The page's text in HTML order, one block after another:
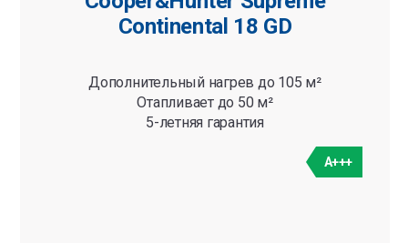
Continental 18 GD
Дополнительный нагрев до 105 м²
Отапливает до 50 м²
5-летняя гарантия
A+++